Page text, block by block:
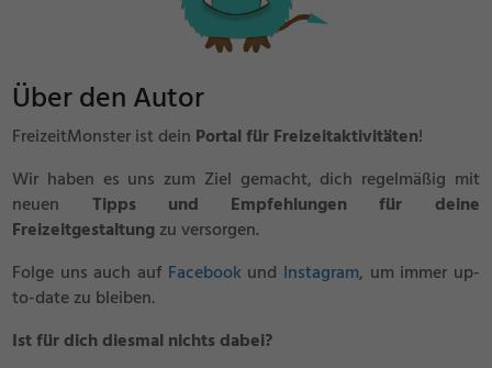
Über den Autor
FreizeitMonster ist dein Portal für Freizeitaktivitäten!
Wir haben es uns zum Ziel gemacht, dich regelmäßig mit
neuen Tipps und Empfehlungen für deine
Freizeitgestaltungzu versorgen.
Folge uns auch auf Facebookund Instagram, um immer up-
to-date zu bleiben.
Ist für dich diesmal nichts dabei?